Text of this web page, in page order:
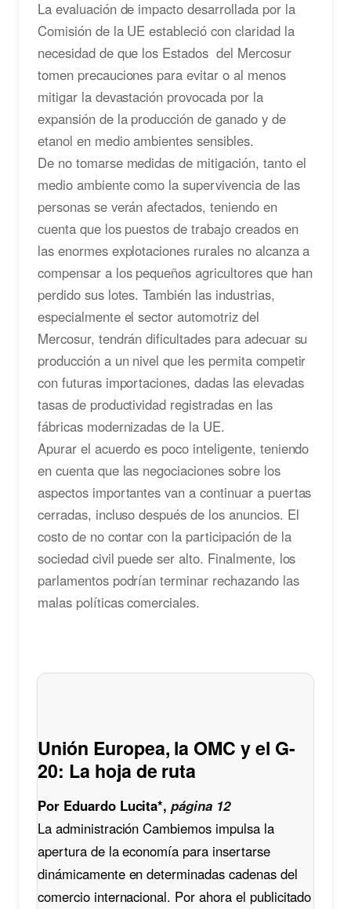
La evaluación de impacto desarrollada por la
Comisión de la UE estableció con claridad la
necesidad de que los Estados del Mercosur
tomen precauciones para evitar o al menos
mitigar la devastación provocada por la
expansión de la producción de ganado y de
etanol en medio ambientes sensibles.
De no tomarse medidas de mitigación, tanto el
medio ambiente como la supervivencia de las
personas se verán afectados, teniendo en
cuenta que los puestos de trabajo creados en
las enormes explotaciones rurales no alcanza a
compensar a los pequeños agricultores que han
perdido sus lotes. También las industrias,
especialmente el sector automotriz del
Mercosur, tendrán dificultades para adecuar su
producción a un nivel que les permita competir
con futuras importaciones, dadas las elevadas
tasas de productividad registradas en las
fábricas modernizadas de la UE.
Apurar el acuerdo es poco inteligente, teniendo
en cuenta que las negociaciones sobre los
aspectos importantes van a continuar a puertas
cerradas, incluso después de los anuncios. El
costo de no contar con la participación de la
sociedad civil puede ser alto. Finalmente, los
parlamentos podrían terminar rechazando las
malas políticas comerciales.
Unión Europea, la OMC y el G-
20: La hoja de ruta
Por Eduardo Lucita*, página 12
La administración Cambiemos impulsa la
apertura de la economía para insertarse
dinámicamente en determinadas cadenas del
comercio internacional. Por ahora el publicitado